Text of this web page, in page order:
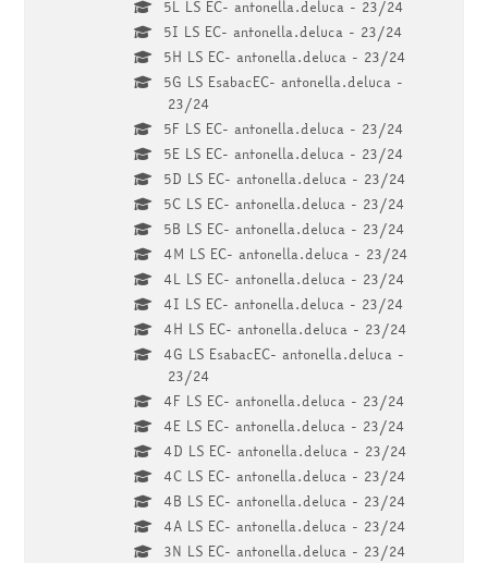
5L LS EC- antonella.deluca - 23/24
5I LS EC- antonella.deluca - 23/24
5H LS EC- antonella.deluca - 23/24
5G LS EsabacEC- antonella.deluca -
23/24
5F LS EC- antonella.deluca - 23/24
5E LS EC- antonella.deluca - 23/24
5D LS EC- antonella.deluca - 23/24
5C LS EC- antonella.deluca - 23/24
5B LS EC- antonella.deluca - 23/24
4M LS EC- antonella.deluca - 23/24
4L LS EC- antonella.deluca - 23/24
4I LS EC- antonella.deluca - 23/24
4H LS EC- antonella.deluca - 23/24
4G LS EsabacEC- antonella.deluca -
23/24
4F LS EC- antonella.deluca - 23/24
4E LS EC- antonella.deluca - 23/24
4D LS EC- antonella.deluca - 23/24
4C LS EC- antonella.deluca - 23/24
4B LS EC- antonella.deluca - 23/24
4A LS EC- antonella.deluca - 23/24
3N LS EC- antonella.deluca - 23/24